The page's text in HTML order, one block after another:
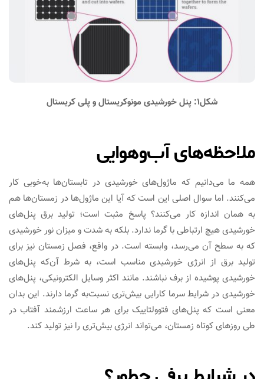
شکل۱: پنل خورشیدی مونوکریستال و پلی کریستال
ملاحظه‌های آب‌وهوایی
همه ما می‌دانیم که ماژول‌های خورشیدی در تابستان‌ها به‌خوبی کار
می‌کنند. اما سوال اصلی این است که آیا این ماژول‌ها در زمستان‌ها هم
به همان اندازه کار می‌کنند؟ پاسخ مثبت است؛ تولید برق پنل‌های
خورشیدی هیچ ارتباطی با گرما ندارد. بلکه به شدت و میزان نور خورشیدی
که به سطح آن می‌رسد، وابسته است. در واقع، فصل زمستان نیز برای
تولید برق از انرژی خورشیدی مناسب است، به شرط آن‌که پنل‌های
خورشیدی پوشیده از برف نباشند. مانند اکثر وسایل الکترونیکی، پنل‌های
خورشیدی در شرایط سرما کارایی بیش‌تری نسبت‌به گرما دارند. این بدان
معنی است که پنل‌های فتوولتاییک برای هر ساعت ارزشمند آفتاب در
طی روزهای کوتاه زمستان، می‌تواند انرژی بیش‌تری را نیز تولید کند.